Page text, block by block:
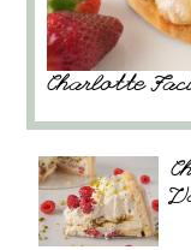
Charlotte